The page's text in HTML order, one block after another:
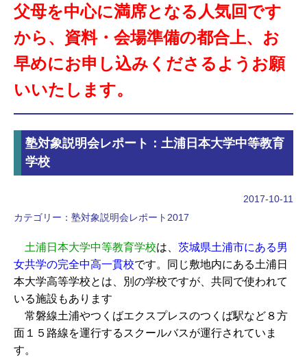
父母を中心に満席となる人気回です
から、資料・会場準備の都合上、お
早めにお申し込みくださるようお願
いいたします。
塾対象説明会レポート：土浦日本大学中等教育
学校
2017-10-11
カテゴリー： 塾対象説明会レポート2017
土浦日本大学中等教育学校は、 茨城県土浦市にある男
女共学の完全中高一貫校です。同じ敷地内にある土浦日
本大学高等学校とは、別の学校ですが、共同で使われて
いる施設もあります
常磐線土浦やつくばエクスプレスのつくば駅など８方
面１５路線を運行するスクールバスが運行されていま
す。